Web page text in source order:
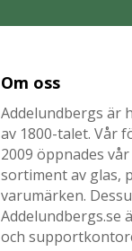
Om oss
Addelundbergs är
av 1800-talet. Vår
2009 öppnades
sortiment av glas,
varumärken.
Addelundbergs.se
och